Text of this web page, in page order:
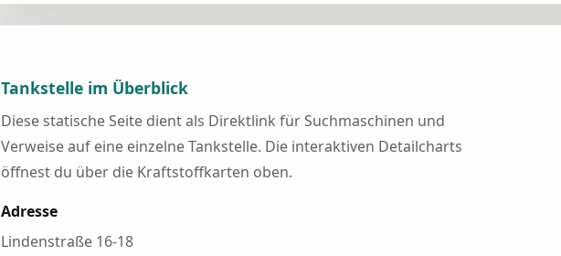
Tankstelle im Überblick
Diese statische Seite dient als Direktlink für Suchmaschinen und
Verweise auf eine einzelne Tankstelle. Die interaktiven Detailcharts
öffnest du über die Kraftstoffkarten oben.
Adresse
Lindenstraße 16-18